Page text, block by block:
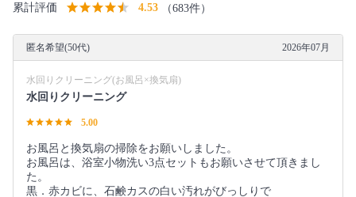
累計評価 4.53 （683件）
匿名希望(50代) 2026年07月
水回りクリーニング(お風呂×換気扇)
水回りクリーニング
5.00
お風呂と換気扇の掃除をお願いしました。
お風呂は、浴室小物洗い3点セットもお願いさせて頂きまし
た。
黒．赤カビに、石鹸カスの白い汚れがびっしりで